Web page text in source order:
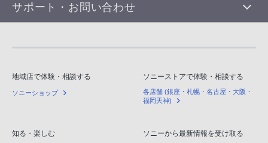
サポート・お問い合わせ
地域店で体験・相談する
ソニーショップ
ソニーストアで体験・相談する
各店舗 (銀座・札幌・名古屋・大阪・
福岡天神)
知る・楽しむ ソニーから最新情報を受け取る